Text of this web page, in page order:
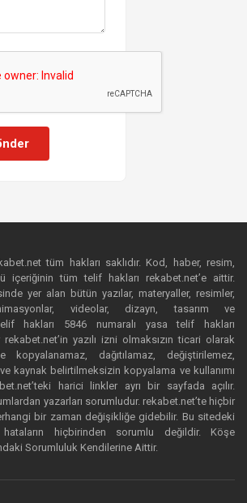
tüm hakları saklıdır. Kod, haber, resim,
içeriğinin tüm telif hakları rekabet.net’e aittir.
yer alan bütün yazılar, materyaller, resimler,
videolar, dizayn, tasarım ve
hakları 5846 numaralı yasa telif hakları
rekabet.net’in yazılı izni olmaksızın ticari olarak
dağıtılamaz, değiştirilemez,
kaynak belirtilmeksizin kopyalama ve kullanımı
harici linkler ayrı bir sayfada açılır.
yazarları sorumludur. rekabet.net’te hiçbir
bir zaman değişikliğe gidebilir. Bu sitedeki
hataların hiçbirinden sorumlu değildir. Köşe
Sorumluluk Kendilerine Aittir.